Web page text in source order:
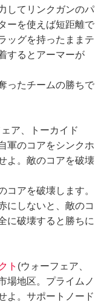
してリンクガンのパ
ーを使えば短距離で
ッグを持ったままテ
するとアーマーが
ったチームの勝ちで
ア、トーカイド
軍のコアをシンクホ
よ。敵のコアを破壊
コアを破壊します。
にしないと、敵のコ
に破壊すると勝ちに
ト (ウォーフェア、
場地区。プライムノ
よ。サポートノード